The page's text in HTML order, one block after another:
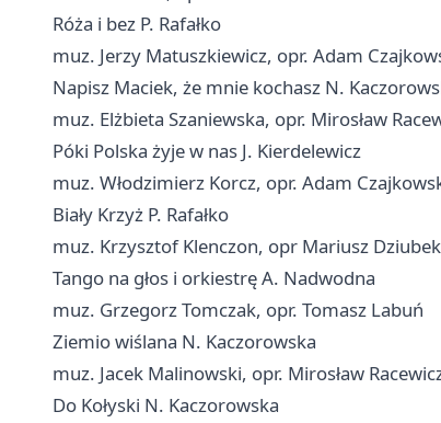
Róża i bez P. Rafałko
muz. Jerzy Matuszkiewicz, opr. Adam
Napisz Maciek, że mnie kochasz N.
muz. Elżbieta Szaniewska, opr. Mirosław
Póki Polska żyje w nas J. Kierdelewicz
muz. Włodzimierz Korcz, opr. Adam
Biały Krzyż P. Rafałko
muz. Krzysztof Klenczon, opr Mariusz Dziubek
Tango na głos i orkiestrę A. Nadwodna
muz. Grzegorz Tomczak, opr. Tomasz Labuń
Ziemio wiślana N. Kaczorowska
muz. Jacek Malinowski, opr. Mirosław
Do Kołyski N. Kaczorowska